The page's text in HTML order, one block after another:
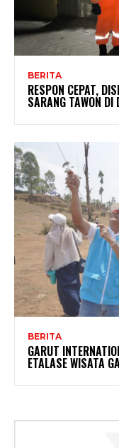
BERITA
RESPON CEPAT,
SARANG TAWON DI
BERITA
GARUT
ETALASE WISATA